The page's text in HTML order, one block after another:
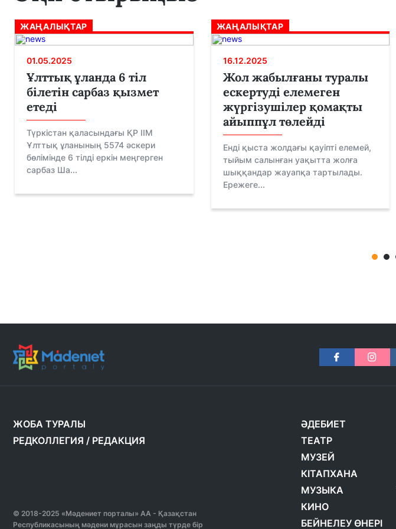
ЖАҢАЛЫҚТАР
01.05.2025
Ұлттық ұланда 6 тіл
білетін сарбаз қызмет
етеді
Түркістан қаласындағы ҚР ІІМ
Ұлттық ұланының 5574 әскери
бөлімінде 6 тілді еркін меңгерген
сарбаз Ша...
ЖАҢАЛЫҚТАР
16.12.2025
Жол жабылғаны туралы
ескертуді елемеген
жүргізушілер қомақты
айыппұл төлейді
Енді қыста жолдағы қауіпті елемей,
тыйым салынған уақытта жолға
шыққандар жауапқа тартылады.
Ережеге...
ЖОБА ТУРАЛЫ
РЕДКОЛЛЕГИЯ / РЕДАКЦИЯ
© 2018-2025 «Мәдениет порталы» АА - Қазақстан
Республикасының мәдени мұрасын заңды түрде бір
ӘДЕБИЕТ
ТЕАТР
МУЗЕЙ
КІТАПХАНА
МУЗЫКА
КИНО
БЕЙНЕЛЕУ ӨНЕРІ